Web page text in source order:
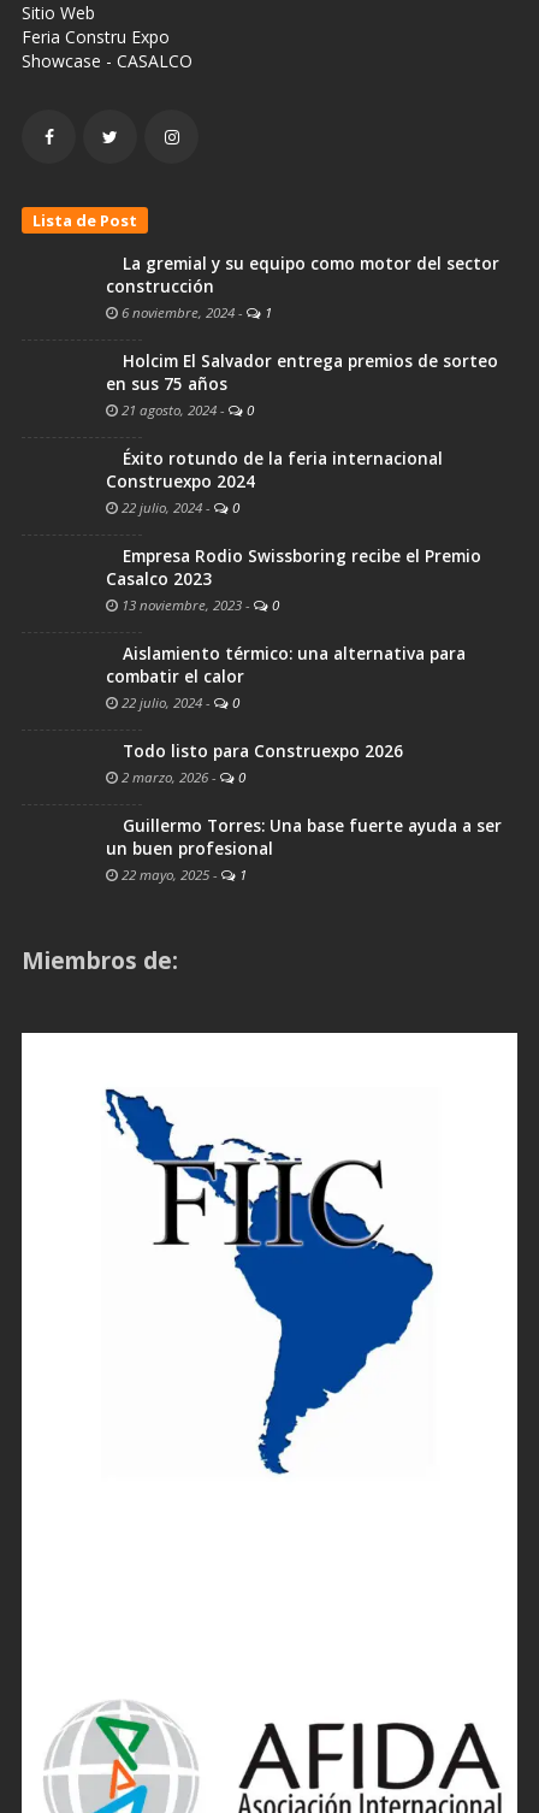
Sitio Web
Feria Constru Expo
Showcase - CASALCO
Lista de Post
La gremial y su equipo como motor del sector
construcción
6 noviembre, 2024 - 1
Holcim El Salvador entrega premios de sorteo
en sus 75 años
21 agosto, 2024 - 0
Éxito rotundo de la feria internacional
Construexpo 2024
22 julio, 2024 - 0
Empresa Rodio Swissboring recibe el Premio
Casalco 2023
13 noviembre, 2023 - 0
Aislamiento térmico: una alternativa para
combatir el calor
22 julio, 2024 - 0
Todo listo para Construexpo 2026
2 marzo, 2026 - 0
Guillermo Torres: Una base fuerte ayuda a ser
un buen profesional
22 mayo, 2025 - 1
Miembros de: